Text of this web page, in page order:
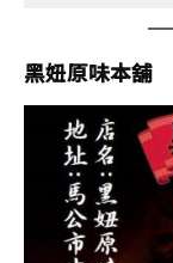
黑妞原味本舖